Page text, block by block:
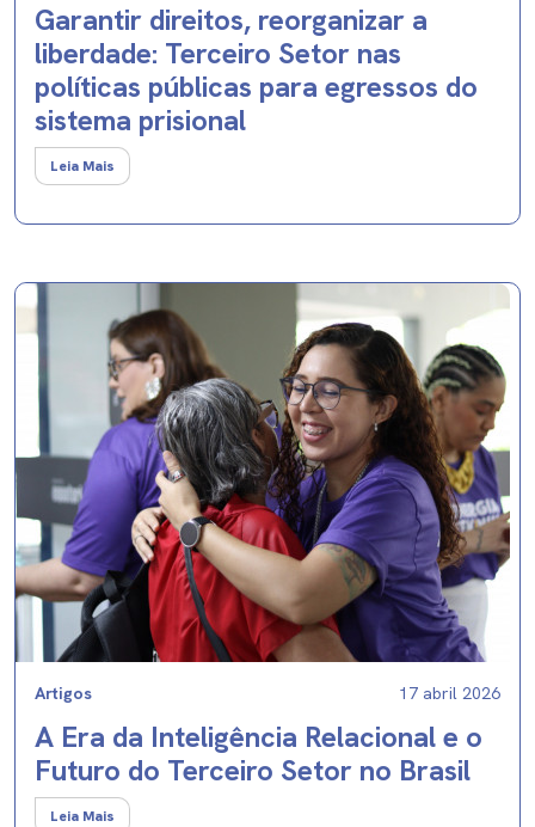
Garantir direitos, reorganizar a
liberdade: Terceiro Setor nas
políticas públicas para egressos do
sistema prisional
Leia Mais
Artigos 17 abril 2026
A Era da Inteligência Relacional e o
Futuro do Terceiro Setor no Brasil
Leia Mais